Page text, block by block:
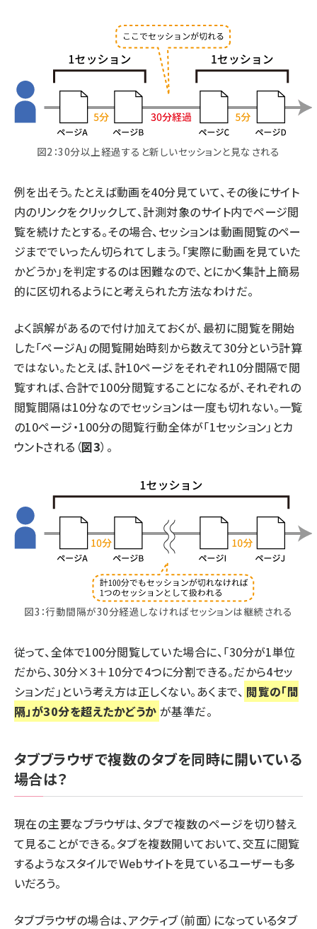
図2：30分以上経過すると新しいセッションと見なされる
例を出そう。たとえば動画を40分見ていて、その後にサイト
内のリンクをクリックして、計測対象のサイト内でページ閲
覧を続けたとする。その場合、セッションは動画閲覧のペー
ジまででいったん切られてしまう。「実際に動画を見ていた
かどうか」を判定するのは困難なので、とにかく集計上簡易
的に区切れるようにと考えられた方法なわけだ。
よく誤解があるので付け加えておくが、最初に閲覧を開始
した「ページA」の閲覧開始時刻から数えて30分という計算
ではない。たとえば、計10ページをそれぞれ10分間隔で閲
覧すれば、合計で100分閲覧することになるが、それぞれの
閲覧間隔は10分なのでセッションは一度も切れない。一覧
の10ページ・100分の閲覧行動全体が「1セッション」とカ
ウントされる（図3）。
図3：行動間隔が30分経過しなければセッションは継続される
従って、全体で100分閲覧していた場合に、「30分が1単位
だから、30分×3＋10分で4つに分割できる。だから4セッ
ションだ」という考え方は正しくない。あくまで、 閲覧の「間
隔」が30分を超えたかどうか が基準だ。
タブブラウザで複数のタブを同時に開いている
場合は？
現在の主要なブラウザは、タブで複数のページを切り替え
て見ることができる。タブを複数開いておいて、交互に閲覧
するようなスタイルでWebサイトを見ているユーザーも多
いだろう。
タブブラウザの場合は、アクティブ（前面）になっているタブ